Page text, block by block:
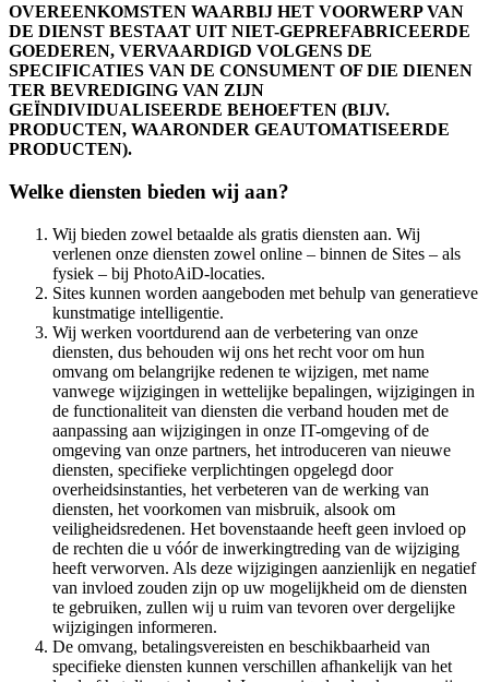
OVEREENKOMSTEN WAARBIJ HET VOORWERP VAN
DE DIENST BESTAAT UIT NIET-GEPREFABRICEERDE
GOEDEREN, VERVAARDIGD VOLGENS DE
SPECIFICATIES VAN DE CONSUMENT OF DIE DIENEN
TER BEVREDIGING VAN ZIJN
GEÏNDIVIDUALISEERDE BEHOEFTEN (BIJV.
PRODUCTEN, WAARONDER GEAUTOMATISEERDE
PRODUCTEN).
Welke diensten bieden wij aan?
Wij bieden zowel betaalde als gratis diensten aan. Wij
verlenen onze diensten zowel online – binnen de Sites – als
fysiek – bij PhotoAiD-locaties.
Sites kunnen worden aangeboden met behulp van generatieve
kunstmatige intelligentie.
Wij werken voortdurend aan de verbetering van onze
diensten, dus behouden wij ons het recht voor om hun
omvang om belangrijke redenen te wijzigen, met name
vanwege wijzigingen in wettelijke bepalingen, wijzigingen in
de functionaliteit van diensten die verband houden met de
aanpassing aan wijzigingen in onze IT-omgeving of de
omgeving van onze partners, het introduceren van nieuwe
diensten, specifieke verplichtingen opgelegd door
overheidsinstanties, het verbeteren van de werking van
diensten, het voorkomen van misbruik, alsook om
veiligheidsredenen. Het bovenstaande heeft geen invloed op
de rechten die u vóór de inwerkingtreding van de wijziging
heeft verworven. Als deze wijzigingen aanzienlijk en negatief
van invloed zouden zijn op uw mogelijkheid om de diensten
te gebruiken, zullen wij u ruim van tevoren over dergelijke
wijzigingen informeren.
De omvang, betalingsvereisten en beschikbaarheid van
specifieke diensten kunnen verschillen afhankelijk van het